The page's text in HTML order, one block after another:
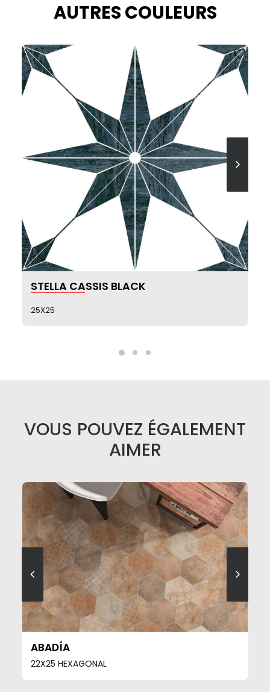
AUTRES COULEURS
SEE MORE
STELLA CASSIS BLACK
25X25
VOUS POUVEZ ÉGALEMENT
AIMER
ABADÍA
22X25 HEXAGONAL